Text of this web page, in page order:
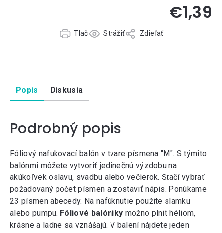
Tlač Strážiť Zdieľať
€1,39
Popis Diskusia
Podrobný popis
Fóliový nafukovací balón v tvare písmena "M". S týmito
balónmi môžete vytvoriť jedinečnú výzdobu na
akúkoľvek oslavu, svadbu alebo večierok. Stačí vybrať
požadovaný počet písmen a zostaviť nápis. Ponúkame
23 písmen abecedy. Na nafúknutie použite slamku
alebo pumpu. Fóliové balóniky možno plniť héliom,
krásne a ladne sa vznášajú. V balení nájdete jeden